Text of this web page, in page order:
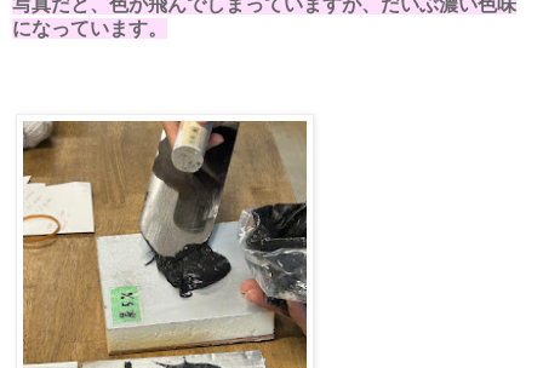
になっています。